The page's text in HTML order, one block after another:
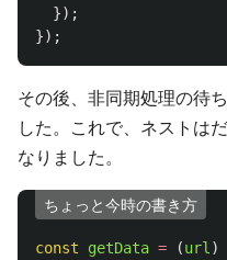
});
});
その後、非同期処理の待
した。これで、ネストは
なりました。
ちょっと今時の書き方
const getData = (url )